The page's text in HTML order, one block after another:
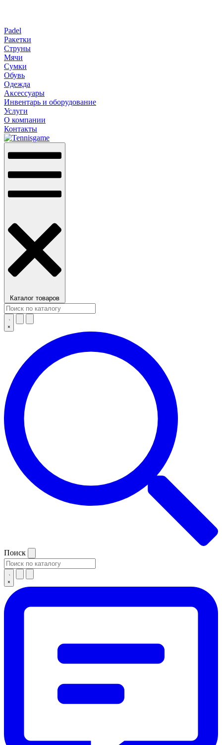
Padel
Ракетки
Струны
Мячи
Сумки
Обувь
Одежда
Аксессуары
Инвентарь и оборудование
Услуги
О компании
Контакты
Каталог товаров
Поиск